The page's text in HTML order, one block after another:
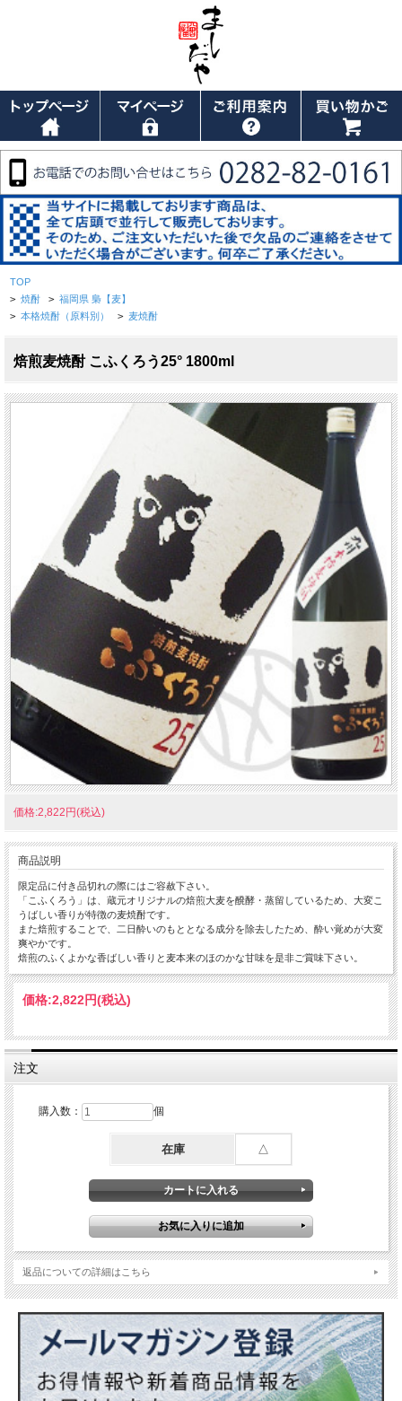
TOP
> 焼酎 > 福岡県 梟【麦】
> 本格焼酎（原料別） > 麦焼酎
焙煎麦焼酎 こふくろう25° 1800ml
価格:2,822円(税込)
商品説明
限定品に付き品切れの際にはご容赦下さい。
「こふくろう」は、蔵元オリジナルの焙煎大麦を醗酵・蒸留しているため、大変こ
うばしい香りが特徴の麦焼酎です。
また焙煎することで、二日酔いのもととなる成分を除去したため、酔い覚めが大変
爽やかです。
焙煎のふくよかな香ばしい香りと麦本来のほのかな甘味を是非ご賞味下さい。
価格:2,822円(税込)
注文
購入数： 個
在庫 △
返品についての詳細はこちら